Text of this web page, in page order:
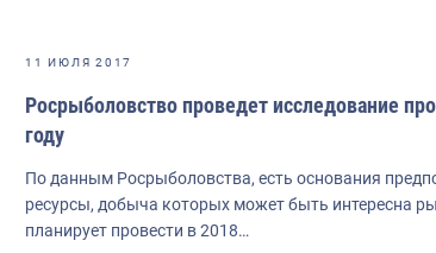
11 ИЮЛЯ 2017
Росрыболовство проведет исследование
году
По данным Росрыболовства, есть основания
ресурсы, добыча которых может быть интересна
планирует провести в 2018…